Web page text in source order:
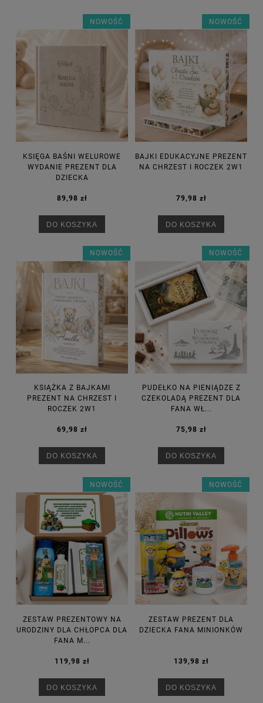
KSIĘGA BAŚNI WELUROWE
WYDANIE PREZENT DLA
DZIECKA
89,98 zł
DO KOSZYKA
NOWOŚĆ
BAJKI EDUKACYJNE PREZENT
NA CHRZEST I ROCZEK 2W1
79,98 zł
DO KOSZYKA
NOWOŚĆ
KSIĄŻKA Z BAJKAMI
PREZENT NA CHRZEST I
ROCZEK 2W1
69,98 zł
DO KOSZYKA
NOWOŚĆ
PUDEŁKO NA PIENIĄDZE Z
CZEKOLADĄ PREZENT DLA
FANA WŁ...
75,98 zł
DO KOSZYKA
NOWOŚĆ
ZESTAW PREZENTOWY NA
URODZINY DLA CHŁOPCA DLA
FANA M...
119,98 zł
DO KOSZYKA
NOWOŚĆ
ZESTAW PREZENT DLA
DZIECKA FANA MINIONKÓW
139,98 zł
DO KOSZYKA
NOWOŚĆ